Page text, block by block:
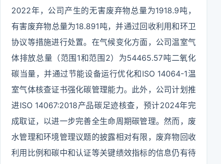
2022年，公司产生的无害废弃物总量为1918.9吨，
有害废弃物总量为18.891吨，并通过回收利用和环卫
协议等措施进行处置。在气候变化方面，公司温室气
体排放总量（范围1和范围2）为54465.57吨二氧化
碳当量，并通过节能设备运行优化和ISO 14064-1温
室气体核查证书强化碳管理能力。此外，公司计划推
进ISO 14067:2018产品碳足迹核查，预计2024年完
成取证，以进一步完善全生命周期碳管理。然而，废
水管理和环境管理议题的披露相对有限，废弃物回收
利用比例和碳中和认证等关键绩效指标的信息仍有待